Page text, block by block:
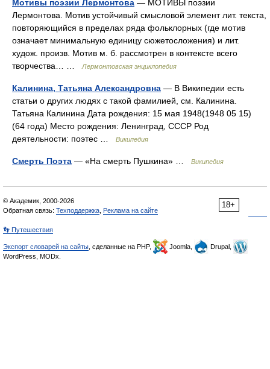
Мотивы поэзии Лермонтова — МОТИВЫ поэзии
Лермонтова. Мотив устойчивый смысловой элемент лит. текста,
повторяющийся в пределах ряда фольклорных (где мотив
означает минимальную единицу сюжетосложения) и лит.
худож. произв. Мотив м. б. рассмотрен в контексте всего
творчества… …
Лермонтовская энциклопедия
Калинина, Татьяна Александровна — В Википедии есть
статьи о других людях с такой фамилией, см. Калинина.
Татьяна Калинина Дата рождения: 15 мая 1948(1948 05 15)
(64 года) Место рождения: Ленинград, СССР Род
деятельности: поэтес …
Википедия
Смерть Поэта — «На смерть Пушкина» … Википедия
18+
© Академик, 2000-2026
Обратная связь: Техподдержка Реклама на сайте
👣 Путешествия
Экспорт словарей на сайты , сделанные на PHP, Joomla,
Drupal,
WordPress, MODx.